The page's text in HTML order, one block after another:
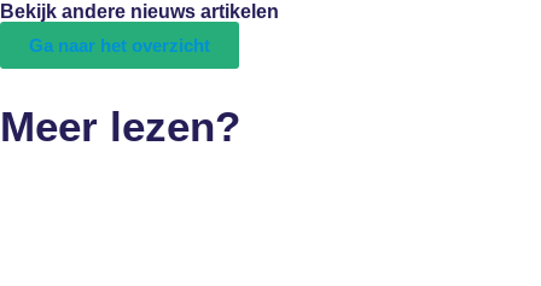
Bekijk andere nieuws artikelen
Ga naar het overzicht
Meer lezen?